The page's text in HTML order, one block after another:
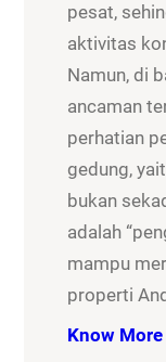
pesat,
aktivitas
Namun, di
ancaman
perhatian
gedung,
bukan
adalah
mampu
properti
Know More